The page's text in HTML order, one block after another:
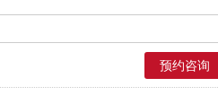
预约咨询